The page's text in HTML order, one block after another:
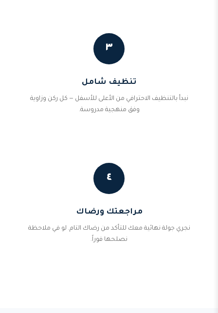
٣
تنظيف شامل
نبدأ بالتنظيف الاحترافي من الأعلى للأسفل — كل ركن وزاوية
وفق منهجية مدروسة.
٤
مراجعتك ورضاك
نجري جولة نهائية معك للتأكد من رضاك التام. لو في ملاحظة
نصلحها فوراً.